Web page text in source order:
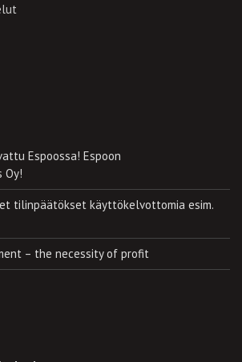
Espoossa! Espoon
Oy!
tilinpäätökset käyttökelvottomia esim.
– the necessity of profit